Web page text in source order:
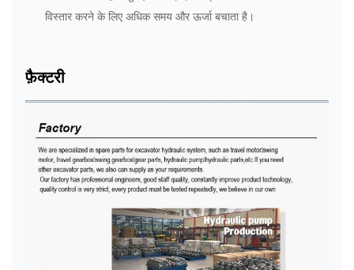
विस्तार करने के लिए अधिक समय और ऊर्जा बचाता है।
फ़ैक्टरी